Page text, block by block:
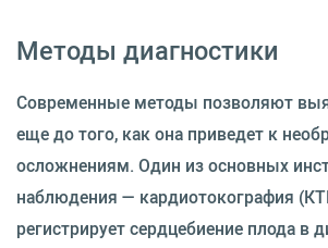
Методы диагностики
Современные методы позволяют
еще до того, как она приведет к
осложнениям. Один из основных
наблюдения — кардиотокография
регистрирует сердцебиение плода в